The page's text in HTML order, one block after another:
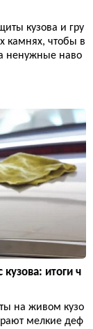
кузова и гру
камнях, чтобы в
ненужные наво
итоги ч
на живом кузо
мелкие деф